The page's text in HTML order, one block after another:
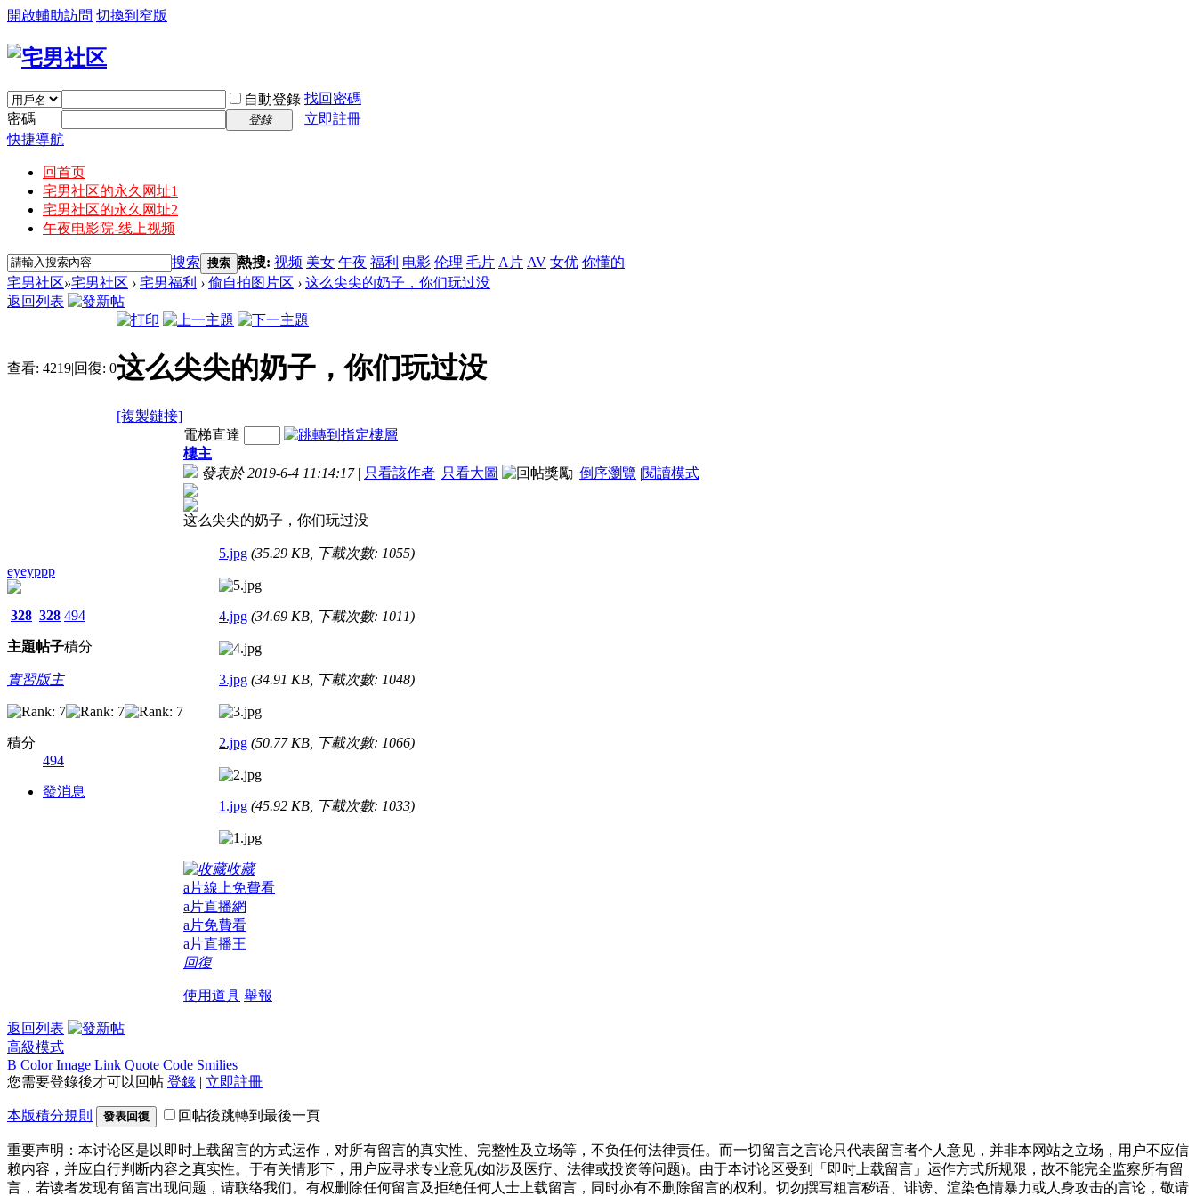
開啟輔助訪問 切換到窄版
自動登錄 找回密碼
密碼
登錄
立即註冊
快捷導航
回首页
宅男社区的永久网址1
宅男社区的永久网址2
午夜电影院-线上视频
搜索 搜索 熱搜: 视频 美女 午夜 福利 电影 伦理 毛片 A片 AV 女优 你懂的
宅男社区»宅男社区 › 宅男福利 › 偷自拍图片区 › 这么尖尖的奶子，你们玩过没
返回列表
查看: 4219|回復: 0这么尖尖的奶子，你们玩过没
[複製鏈接]
eyeyppp
328
主題
328
帖子
494
積分
實習版主
積分
494
發消息
電梯直達
樓主
發表於 2019-6-4 11:14:17 | 只看該作者 |只看大圖 |倒序瀏覽 |閱讀模式
这么尖尖的奶子，你们玩过没
5.jpg (35.29 KB, 下載次數: 1055)
4.jpg (34.69 KB, 下載次數: 1011)
3.jpg (34.91 KB, 下載次數: 1048)
2.jpg (50.77 KB, 下載次數: 1066)
1.jpg (45.92 KB, 下載次數: 1033)
收藏
a片線上免費看
a片直播網
a片免費看
a片直播王
回復
使用道具 舉報
返回列表
高級模式
B Color Image Link Quote Code Smilies
您需要登錄後才可以回帖 登錄 | 立即註冊
本版積分規則 發表回復 回帖後跳轉到最後一頁
重要声明：本讨论区是以即时上载留言的方式运作，对所有留言的真实性、完整性及立场等，不负任何法律责任。而一切留言之言论只代表留言者个人意见，并非本网站之立场，用户不应信
赖内容，并应自行判断内容之真实性。于有关情形下，用户应寻求专业意见(如涉及医疗、法律或投资等问题)。由于本讨论区受到「即时上载留言」运作方式所规限，故不能完全监察所有留
言，若读者发现有留言出现问题，请联络我们。有权删除任何留言及拒绝任何人士上载留言，同时亦有不删除留言的权利。切勿撰写粗言秽语、诽谤、渲染色情暴力或人身攻击的言论，敬请